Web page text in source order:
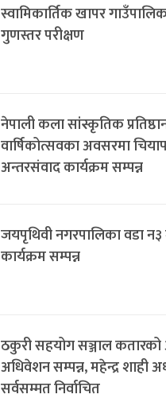
स्वामिकार्तिक खापर
गुणस्तर परीक्षण
नेपाली कला सांस्कृतिक
वार्षिकोत्सवका अवसरमा
अन्तरसंवाद कार्यक्रम सम्पन्न
जयपृथिवी नगरपालिका वडा न३
कार्यक्रम सम्पन्न
ठकुरी सहयोग सञ्जाल
अधिवेशन सम्पन्न, महेन्द्र शाही
सर्वसम्मत निर्वाचित